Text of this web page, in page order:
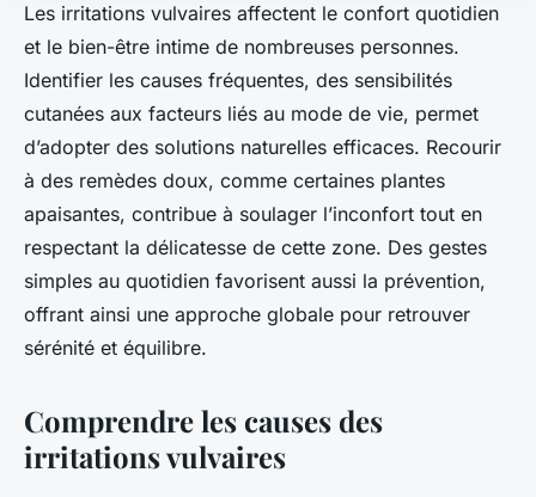
Les irritations vulvaires affectent le confort quotidien
et le bien-être intime de nombreuses personnes.
Identifier les causes fréquentes, des sensibilités
cutanées aux facteurs liés au mode de vie, permet
d’adopter des solutions naturelles efficaces. Recourir
à des remèdes doux, comme certaines plantes
apaisantes, contribue à soulager l’inconfort tout en
respectant la délicatesse de cette zone. Des gestes
simples au quotidien favorisent aussi la prévention,
offrant ainsi une approche globale pour retrouver
sérénité et équilibre.
Comprendre les causes des
irritations vulvaires